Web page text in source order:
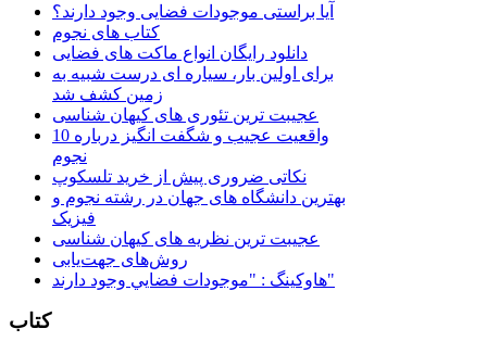
آیا براستی موجودات فضایی وجود دارند؟
کتاب های نجوم
دانلود رایگان انواع ماکت های فضایی
برای اولین بار، سیاره ای درست شبیه به
زمین کشف شد
عجیبت ترین تئوری های کیهان شناسی
10 واقعیت عجیب و شگفت انگیز درباره
نجوم
نکاتی ضروری پیش از خرید تلسکوپ
بهترین دانشگاه های جهان در رشته نجوم و
فیزیک
عجیبت ترین نظریه های کیهان شناسی
روش‌های جهت‌یابی
هاوكينگ : "موجودات فضايي وجود دارند"
کتاب